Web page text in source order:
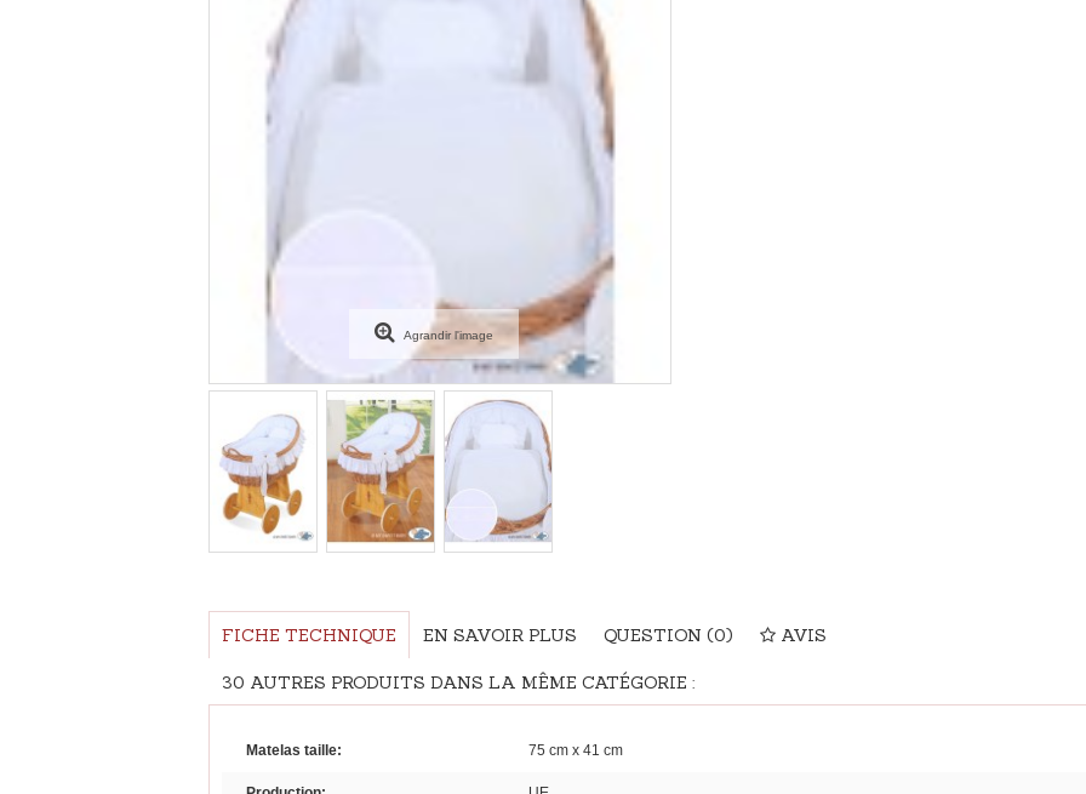
Agrandir l'image
FICHE TECHNIQUE EN SAVOIR PLUS QUESTION (0) AVIS
30 AUTRES PRODUITS DANS LA MÊME CATÉGORIE :
Matelas taille: 75 cm x 41 cm